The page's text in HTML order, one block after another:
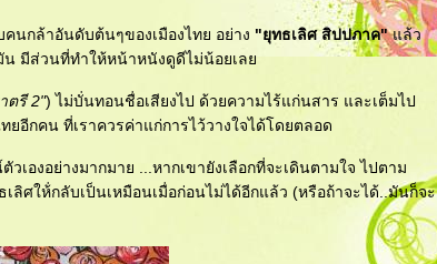
นกล้าอันดับต้นๆของเมืองไทย อย่าง "ยุทธเลิศ สิปปภาค"ล้ว
น มีส่วนที่ทำให้หน้าหนังดูดีไม่น้อยเล
ตรี 2") ไม่บั่นทอนชื่อเสียงไป ด้วยความไร้แก่นสาร และเต็มไป
อีกคน ที่เราควรค่าแก่การไว้วางใจได้โดยตลอด
องอย่างมากมาย ...หากเขายังเลือกที่จะเดินตามใจ ไปตาม
ศให้่กลับเป็นเหมือนเมื่อก่อนไม่ได้อีกแล้ว (หรือถ้าจะได้..มันก็จะ